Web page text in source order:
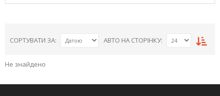
СОРТУВАТИ ЗА: АВТО НА СТОРІНКУ:
Не знайдено